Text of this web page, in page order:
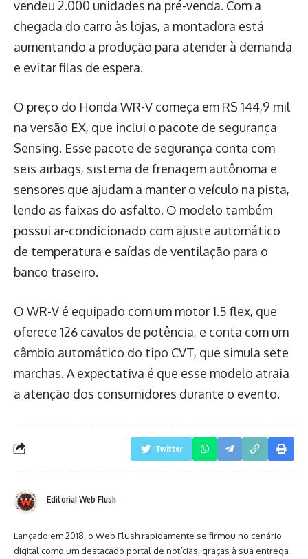
vendeu 2.000 unidades na pré-venda. Com a
chegada do carro às lojas, a montadora está
aumentando a produção para atender à demanda
e evitar filas de espera.
O preço do Honda WR-V começa em R$ 144,9 mil
na versão EX, que inclui o pacote de segurança
Sensing. Esse pacote de segurança conta com
seis airbags, sistema de frenagem autônoma e
sensores que ajudam a manter o veículo na pista,
lendo as faixas do asfalto. O modelo também
possui ar-condicionado com ajuste automático
de temperatura e saídas de ventilação para o
banco traseiro.
O WR-V é equipado com um motor 1.5 flex, que
oferece 126 cavalos de potência, e conta com um
câmbio automático do tipo CVT, que simula sete
marchas. A expectativa é que esse modelo atraia
a atenção dos consumidores durante o evento.
Twitter
Editorial Web Flush
Lançado em 2018, o Web Flush rapidamente se firmou no cenário
digital como um destacado portal de notícias, graças à sua entrega